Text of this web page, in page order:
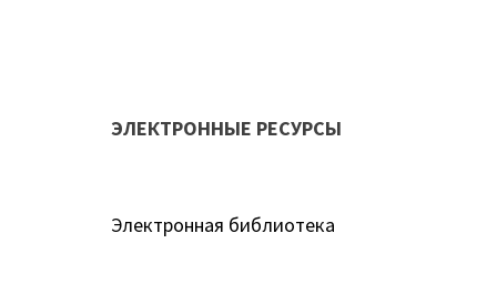
ЭЛЕКТРОННЫЕ РЕСУРСЫ
Электронная библиотека